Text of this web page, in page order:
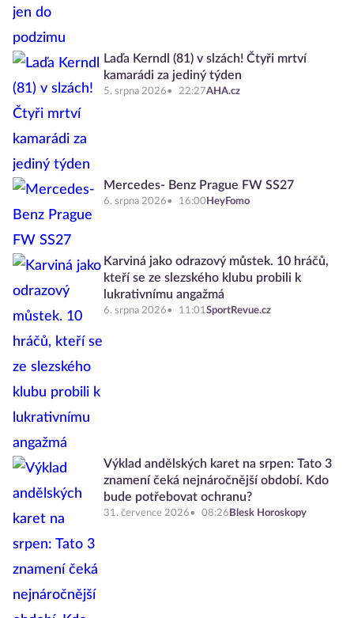
Laďa Kerndl (81) v slzách! Čtyři mrtví
kamarádi za jediný týden
5. srpna 2026 22:27AHA.cz
Mercedes- Benz Prague FW SS27
6. srpna 2026 16:00 HeyFomo
Karviná jako odrazový můstek. 10 hráčů,
kteří se ze slezského klubu probili k
lukrativnímu angažmá
6. srpna 2026 11:01SportRevue.cz
Výklad andělských karet na srpen: Tato 3
znamení čeká nejnáročnější období. Kdo
bude potřebovat ochranu?
31. července 2026 08:26 Blesk Horoskopy